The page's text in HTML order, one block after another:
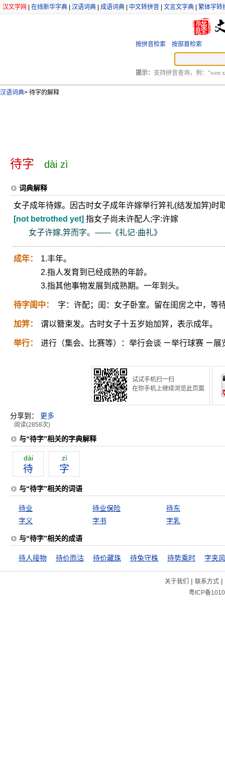
汉文学网 在线新华字典 汉语词典 成语词典 中文转拼音 文言文字典 繁体字转
按拼音检索 按部首检索
提示： 支持拼音查询，例：“wen
汉语词典> 待字的解释
待字 dài zì
词典解释
女子成年待嫁。因古时女子成年许嫁举行笄礼(结发加笄)时
[not betrothed yet] 指女子尚未许配人;字:许嫁
女子许嫁,笄而字。——《礼记·曲礼》
成年：
1.丰年。
2.指人发育到已经成熟的年龄。
3.指其他事物发展到成熟期。一年到头。
待字闺中： 字：许配；闺：女子卧室。留在闺房之中，等
加笄： 谓以簪束发。古时女子十五岁始加笄，表示成年。
举行： 进行（集会、比赛等）：举行会谈 ㄧ举行球赛 ㄧ展
试试手机扫一扫
在你手机上继续浏览此页面
分享到： 更多
阅读(2858次)
与“待字”相关的字典解释
dài
待
zì
字
与“待字”相关的词语
待业 待业保险
待东
字义
字书 字乳
与“待字”相关的成语
待人接物 待价而沽 待价藏珠 待兔守株 待势乘时 字夹
关于我们 | 联系方式|
粤ICP备